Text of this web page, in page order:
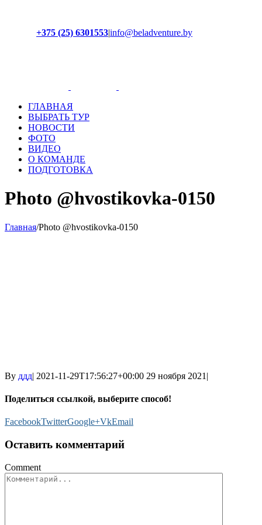
+375 (25) 6301553|info@beladventure.by
ГЛАВНАЯ
ВЫБРАТЬ ТУР
НОВОСТИ
ФОТО
ВИДЕО
О КОМАНДЕ
ПОДГОТОВКА
Photo @hvostikovka-0150
Главная/Photo @hvostikovka-0150
By ддд| 2021-11-29T17:56:27+00:00 29 ноября 2021 |
Поделиться ссылкой, выберите способ!
FacebookTwitterGoogle+VkEmail
Оставить комментарий
Comment